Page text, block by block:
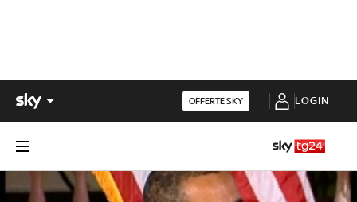
OFFERTE SKY LOGIN